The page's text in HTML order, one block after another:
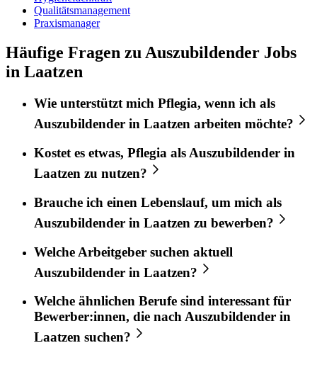
Qualitätsmanagement
Praxismanager
Häufige Fragen zu Auszubildender Jobs
in Laatzen
Wie unterstützt mich Pflegia, wenn ich als
Auszubildender in Laatzen arbeiten möchte?
Kostet es etwas, Pflegia als Auszubildender in
Laatzen zu nutzen?
Brauche ich einen Lebenslauf, um mich als
Auszubildender in Laatzen zu bewerben?
Welche Arbeitgeber suchen aktuell
Auszubildender in Laatzen?
Welche ähnlichen Berufe sind interessant für
Bewerber:innen, die nachAuszubildender in
Laatzen suchen?